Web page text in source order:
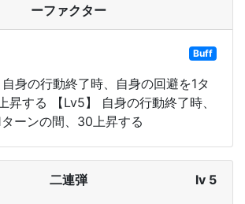
ーファクター
Buff
自身の行動終了時、自身の回避を1タ
昇する 【Lv5】 自身の行動終了時、
ーンの間、30上昇する
二連弾 lv 5